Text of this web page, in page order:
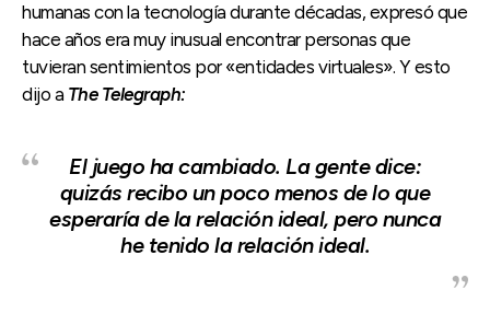
humanas con la tecnología durante décadas, expresó que
hace años era muy inusual encontrar personas que
tuvieran sentimientos por «entidades virtuales». Y esto
dijo a The Telegraph:
El juego ha cambiado. La gente dice:
quizás recibo un poco menos de lo que
esperaría de la relación ideal, pero nunca
he tenido la relación ideal.